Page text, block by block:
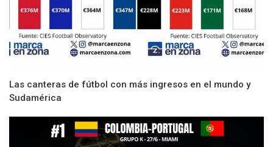
Las canteras de fútbol con más ingresos en el mundo y
Sudamérica